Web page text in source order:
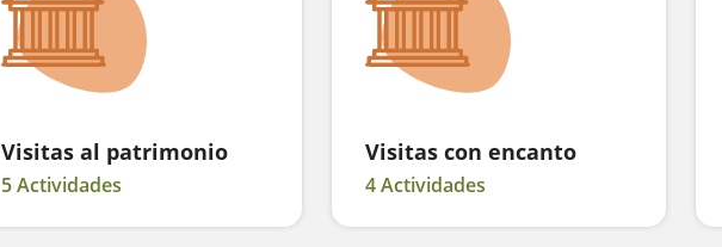
Visitas al patrimonio
5 Actividades
Visitas con encanto
4 Actividades